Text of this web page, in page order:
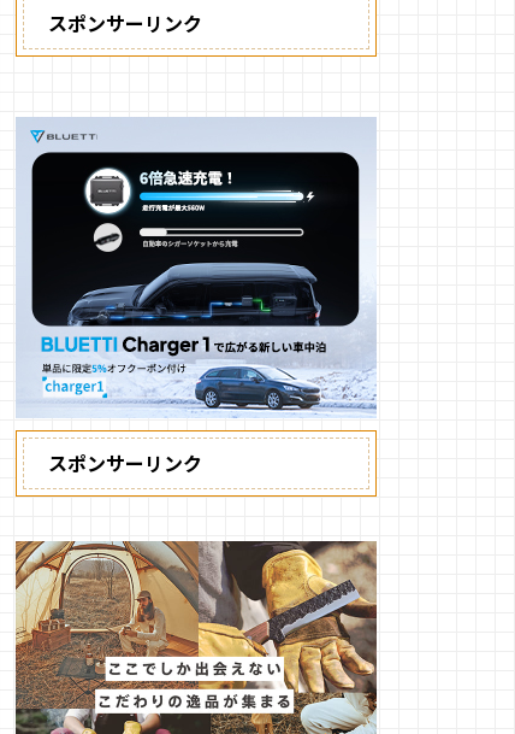
スポンサーリンク
スポンサーリンク